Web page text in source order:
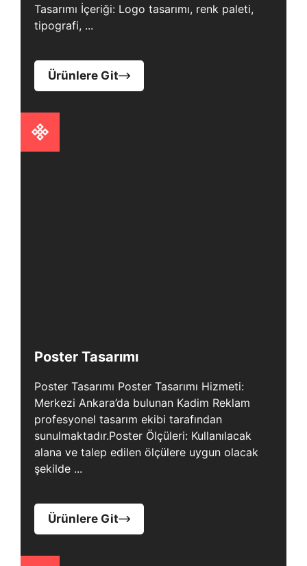
Tasarımı İçeriği: Logo tasarımı, renk paleti,
tipografi, ...
Ürünlere Git
Poster Tasarımı
Poster Tasarımı Poster Tasarımı Hizmeti:
Merkezi Ankara’da bulunan Kadim Reklam
profesyonel tasarım ekibi tarafından
sunulmaktadır.Poster Ölçüleri: Kullanılacak
alana ve talep edilen ölçülere uygun olacak
şekilde ...
Ürünlere Git